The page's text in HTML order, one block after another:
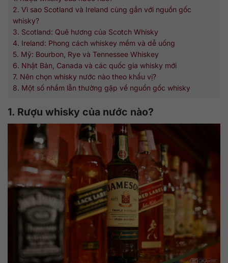
2. Vì sao Scotland và Ireland cùng gắn với nguồn gốc
whisky?
3. Scotland: Quê hương của Scotch Whisky
4. Ireland: Phong cách whiskey mềm và dễ uống
5. Mỹ: Bourbon, Rye và Tennessee Whiskey
6. Nhật Bản, Canada và các quốc gia whisky mới
7. Nên chọn whisky nước nào theo khẩu vị?
8. Một số nhầm lẫn thường gặp về nguồn gốc whisky
1. Rượu whisky của nước nào?